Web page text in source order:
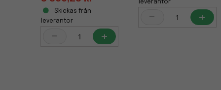
Skickas från
leverantör
- +
leverantör
- +